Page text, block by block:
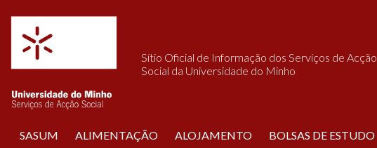
Sítio Oficial de Informação dos Serviços de Acção
Social da Universidade do Minho
SASUM ALIMENTAÇÃO ALOJAMENTO BOLSAS DE ESTUDO